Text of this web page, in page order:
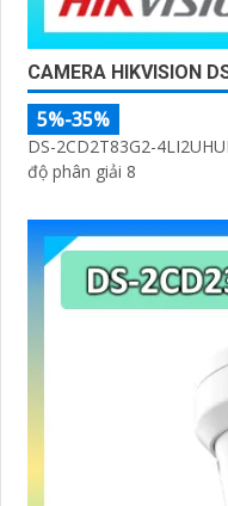
CAMERA HIKVISION
5%-35%
DS-2CD2T83G2-
độ phân giải 8